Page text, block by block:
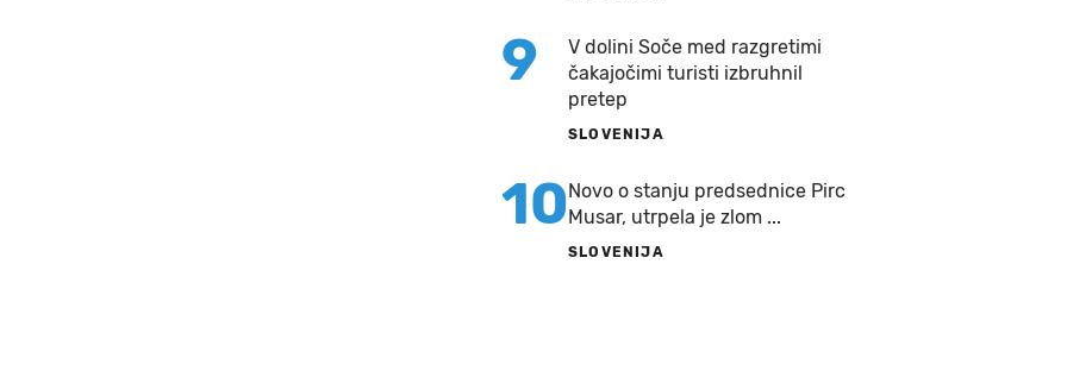
9
V dolini Soče med razgretimi
čakajočimi turisti izbruhnil
pretep
SLOVENIJA
10Novo o stanju predsednice Pirc
Musar, utrpela je zlom ...
SLOVENIJA